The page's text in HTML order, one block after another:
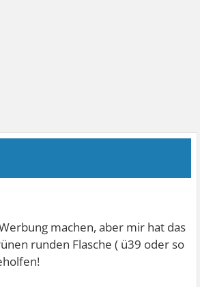
machen, aber mir hat das
runden Flasche ( ü39 oder so